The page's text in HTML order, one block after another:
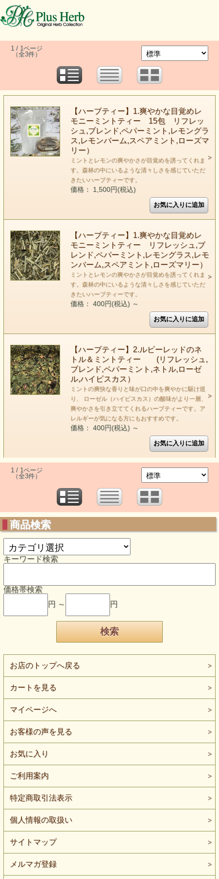
1 / 1ページ
（全3件）
【ハーブティー】1.爽やかな目覚めレ
モニーミントティー 15包 リフレッ
シュ,ブレンド,ペパーミント,レモングラ
ス,レモンバーム,スペアミント,ローズマ
リー）
ミントとレモンの爽やかさが目覚めを誘ってくれま
す。森林の中にいるような清々しさを感じていただ
きたいハーブティーです。
価格： 1,500円(税込)
【ハーブティー】1.爽やかな目覚めレ
モニーミントティー リフレッシュ,ブ
レンド,ペパーミント,レモングラス,レモ
ンバーム,スペアミント,ローズマリー）
ミントとレモンの爽やかさが目覚めを誘ってくれま
す。森林の中にいるような清々しさを感じていただ
きたいハーブティーです。
価格： 400円(税込) ～
【ハーブティー】2.ルビーレッドのネ
トル＆ミントティー (リフレッシュ,
ブレンド,ペパーミント,ネトル,ローゼ
ル,ハイビスカス）
ミントの爽快な香りと味が口の中を爽やかに駆け巡
り、 ローゼル（ハイビスカス）の酸味がより一層、
爽やかさを引き立ててくれるハーブティーです。ア
レルギーが気になる方にもおすすめです。
価格： 400円(税込) ～
1 / 1ページ
（全3件）
商品検索
キーワード検索
価格帯検索
円 ～
円
お店のトップへ戻る
カートを見る
マイページへ
お客様の声を見る
お気に入り
ご利用案内
特定商取引法表示
個人情報の取扱い
サイトマップ
メルマガ登録